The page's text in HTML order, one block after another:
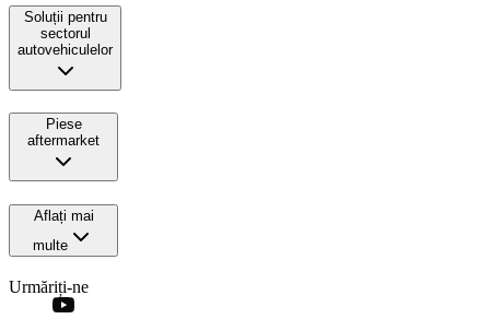
Soluții pentru
sectorul
autovehiculelor
Piese
aftermarket
Aflați mai
multe
Urmăriți-ne